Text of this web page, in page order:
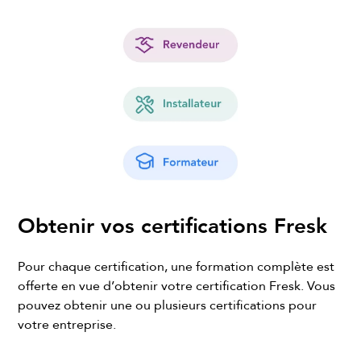
Obtenir vos certifications Fresk
Pour chaque certification, une formation complète est
offerte en vue d’obtenir votre certification Fresk. Vous
pouvez obtenir une ou plusieurs certifications pour
votre entreprise.